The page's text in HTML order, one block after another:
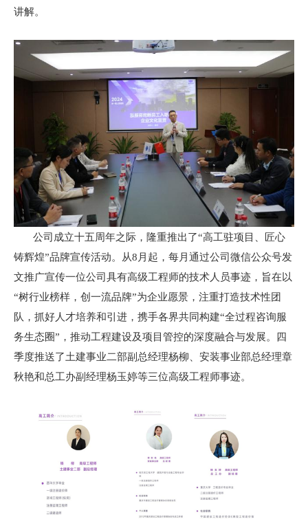
讲解。
公司成立十五周年之际，隆重推出了“高工驻项目、匠心
铸辉煌”品牌宣传活动。从8月起，每月通过公司微信公众号发
文推广宣传一位公司具有高级工程师的技术人员事迹，旨在以
“树行业榜样，创一流品牌”为企业愿景，注重打造技术性团
队，抓好人才培养和引进，携手各界共同构建“全过程咨询服
务生态圈”，推动工程建设及项目管控的深度融合与发展。四
季度推送了土建事业二部副总经理杨柳、安装事业部总经理章
秋艳和总工办副经理杨玉婷等三位高级工程师事迹。